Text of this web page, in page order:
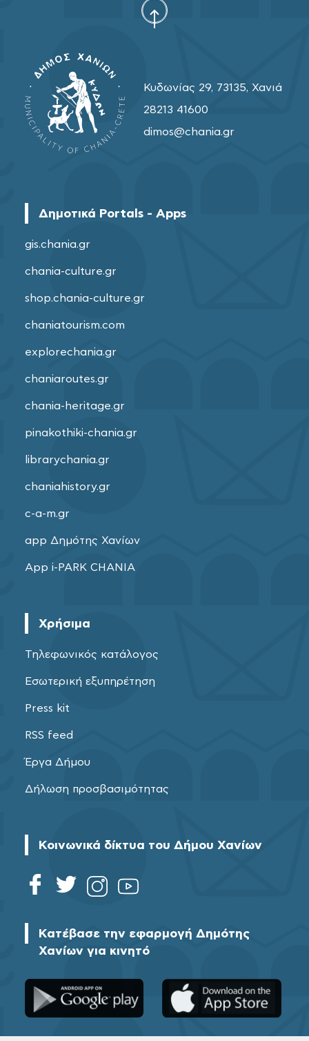
Κυδωνίας 29, 73135, Χανιά
28213 41600
dimos@chania.gr
Δημοτικά Portals - Apps
gis.chania.gr
chania-culture.gr
shop.chania-culture.gr
chaniatourism.com
explorechania.gr
chaniaroutes.gr
chania-heritage.gr
pinakothiki-chania.gr
librarychania.gr
chaniahistory.gr
c-a-m.gr
app Δημότης Χανίων
App i-PARK CHANIA
Χρήσιμα
Τηλεφωνικός κατάλογος
Εσωτερική εξυπηρέτηση
Press kit
RSS feed
Έργα Δήμου
Δήλωση προσβασιμότητας
Κοινωνικά δίκτυα του Δήμου Χανίων
Κατέβασε την εφαρμογή Δημότης
Χανίων για κινητό